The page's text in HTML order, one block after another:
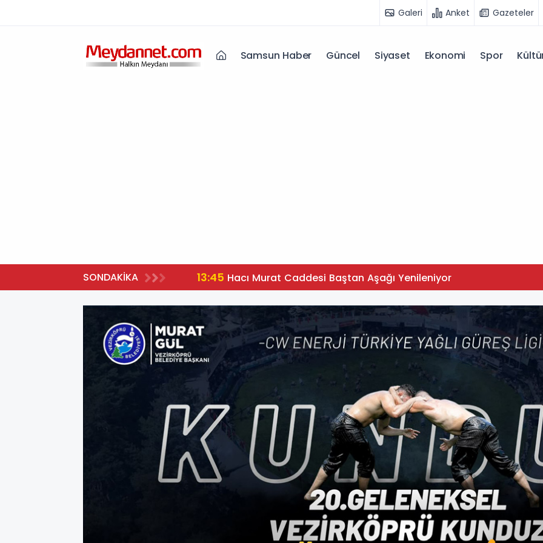
Galeri Anket Gazeteler
Samsun Haber Güncel Siyaset Ekonomi Spor
SONDAKİKA 13:45 Hacı Murat Caddesi Baştan Aşağı Yenileniyor